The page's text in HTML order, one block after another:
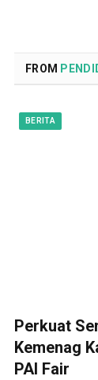
FROM
BERITA
Perkuat
Kemenag
PAI Fair